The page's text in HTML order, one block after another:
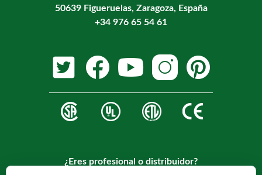
50639 Figueruelas, Zaragoza, España
+34 976 65 54 61
¿Eres profesional o distribuidor?